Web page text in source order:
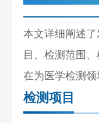
本文详细阐述
目、检测范围
在为医学检测领
检测项目